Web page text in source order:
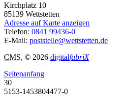
Kirchplatz 10
85139 Wettstetten
Adresse auf Karte anzeigen
Telefon: 0841 99436-0
E-Mail: poststelle@wettstetten.de
CMS, © 2026 digitalfabriX
Seitenanfang
30
5153-1453804477-0